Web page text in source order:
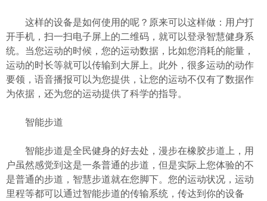
这样的设备是如何使用的呢？原来可以这样做：用户打
开手机，扫一扫电子屏上的二维码，就可以登录智慧健身系
统。当您运动的时候，您的运动数据，比如您消耗的能量，
运动的时长等就可以传输到大屏上。此外，很多运动的动作
要领，语音播报可以为您提供，让您的运动不仅有了数据作
为依据，还为您的运动提供了科学的指导。
智能步道
智能步道是全民健身的好去处，漫步在橡胶步道上，用
户虽然感觉到这是一条普通的步道，但是实际上您体验的不
是普通的步道，智慧步道就在您脚下。您的运动状况，运动
里程等都可以通过智能步道的传输系统，传达到你的设备